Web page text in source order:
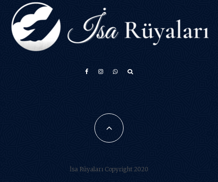
İsa Rüyaları Copyright 2020
العربية
فارسی
አማርኛ